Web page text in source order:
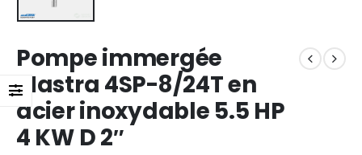
Pompe immergée
Mastra 4SP-8/24T en
acier inoxydable 5.5 HP
4 KW D 2″